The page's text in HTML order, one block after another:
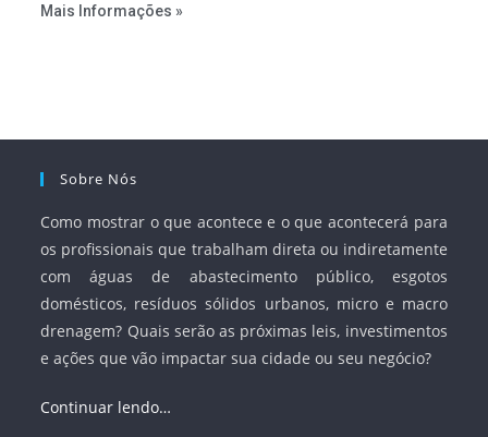
serviços, ampliar a participação da iniciativa privada,
Mais Informações »
Sobre Nós
Como mostrar o que acontece e o que acontecerá para
os profissionais que trabalham direta ou indiretamente
com águas de abastecimento público, esgotos
domésticos, resíduos sólidos urbanos, micro e macro
drenagem? Quais serão as próximas leis, investimentos
e ações que vão impactar sua cidade ou seu negócio?
Continuar lendo…